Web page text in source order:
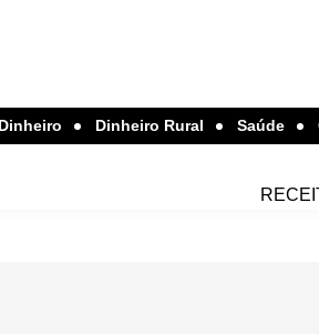
Dinheiro Dinheiro Rural Saúde